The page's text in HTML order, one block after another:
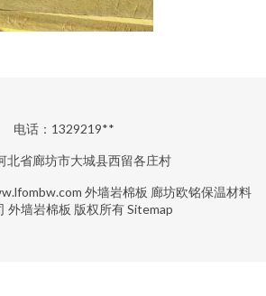
电话：1329219**
北省廊坊市大城县西留各庄村
外墙岩棉板 廊坊欧铭保温材料
外墙岩棉板 版权所有Sitemap